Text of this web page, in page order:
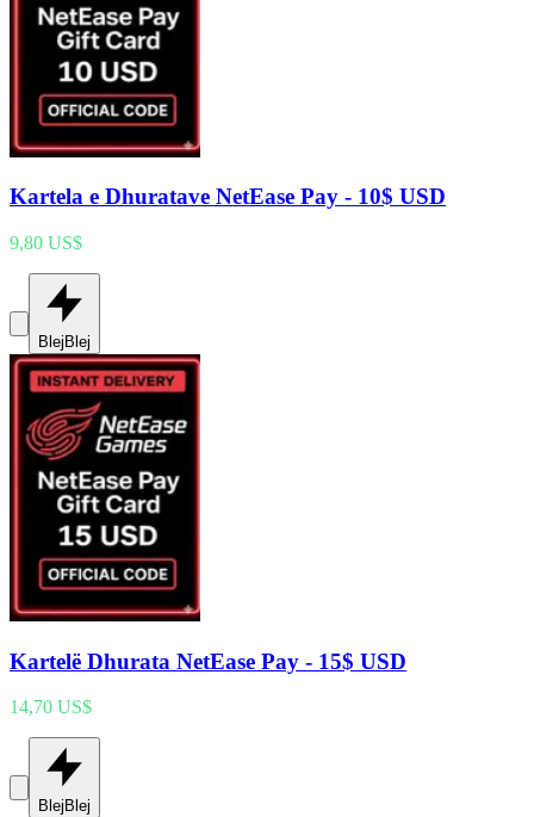
Kartela e Dhuratave NetEase Pay - 10$ USD
9,80 US$
Blej Blej
Kartelë Dhurata NetEase Pay - 15$ USD
14,70 US$
Blej Blej